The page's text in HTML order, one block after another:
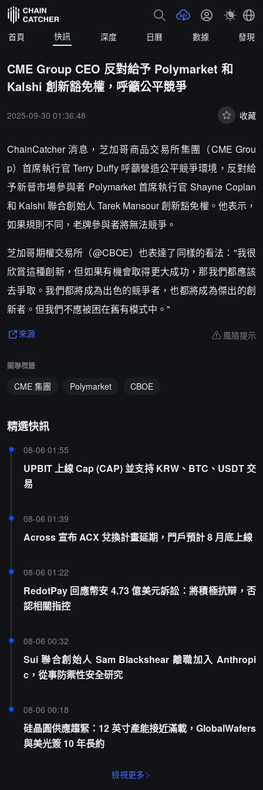
首頁 快訊 深度 日曆 數據 發現
CME Group CEO 反對給予 Polymarket 和
Kalshi 創新豁免權，呼籲公平競爭
2025-09-30 01:36:48 收藏
ChainCatcher 消息，芝加哥商品交易所集團（CME Grou
p）首席執行官 Terry Duffy 呼籲營造公平競爭環境，反對給
予新晉市場參與者 Polymarket 首席執行官 Shayne Coplan
和 Kalshi 聯合創始人 Tarek Mansour 創新豁免權。他表示，
如果規則不同，老牌參與者將無法競爭。
芝加哥期權交易所（@CBOE）也表達了同樣的看法："我很
欣賞這種創新，但如果有機會取得更大成功，那我們都應該
去爭取。我們都將成為出色的競爭者，也都將成為傑出的創
新者。但我們不應被困在舊有模式中。"
來源 風險提示
關聯標籤
CME 集團 Polymarket CBOE
精選快訊
08-06 01:55
UPBIT 上線 Cap (CAP) 並支持 KRW、BTC、USDT 交
易
08-06 01:39
Across 宣布 ACX 兌換計畫延期，門戶預計 8 月底上線
08-06 01:22
RedotPay 回應幣安 4.73 億美元訴訟：將積極抗辯，否
認相關指控
08-06 00:32
Sui 聯合創始人 Sam Blackshear 離職加入 Anthropi
c，從事防禦性安全研究
08-06 00:18
硅晶圓供應趨緊：12 英寸產能接近滿載，GlobalWafers
與美光簽 10 年長約
檢視更多